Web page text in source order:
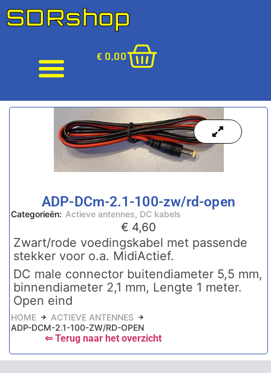
SDRshop
€ 0,00
ADP-DCm-2.1-100-zw/rd-open
Categorieën: Actieve antennes, DC kabels
€ 4,60
Zwart/rode voedingskabel met passende
stekker voor o.a. MidiActief.
DC male connector buitendiameter 5,5 mm,
binnendiameter 2,1 mm, Lengte 1 meter.
Open eind
HOME
ACTIEVE ANTENNES
ADP-DCM-2.1-100-ZW/RD-OPEN
⇐ Terug naar het overzicht